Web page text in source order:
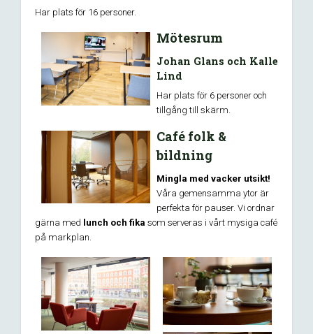
Har plats för 16 personer.
Mötesrum
Johan Glans och Kalle
Lind
Har plats för 6 personer och
tillgång till skärm.
Café folk &
bildning
Mingla med vacker utsikt!
Våra gemensamma ytor är
perfekta för pauser. Vi ordnar
gärna med lunch och fika som serveras i vårt mysiga café
på markplan.